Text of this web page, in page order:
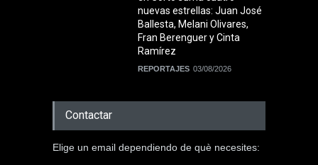
nuevas estrellas: Juan José
Ballesta, Melani Olivares,
Fran Berenguer y Cinta
Ramírez
REPORTAJES 03/08/2026
Contactar
Elige un email dependiendo de què necesites: